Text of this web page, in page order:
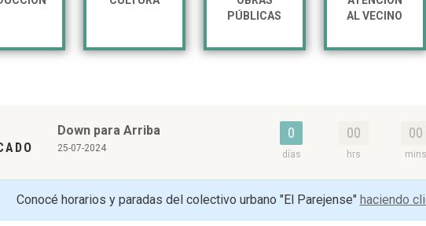
PÚBLICAS
AL VECINO
Down para Arriba
25-07-2024
0
días
00
hrs
00
mins
Conocé horarios y paradas del colectivo urbano "El Parejense" haciendo